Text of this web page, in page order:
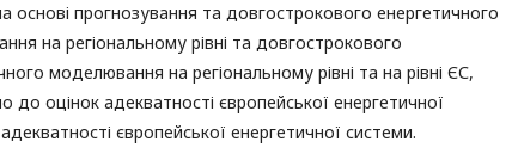
основі прогнозування та довгострокового енергетичного
на регіональному рівні та довгострокового
моделювання на регіональному рівні та на рівні ЄС,
до оцінок адекватності європейської енергетичної
європейської енергетичної системи.